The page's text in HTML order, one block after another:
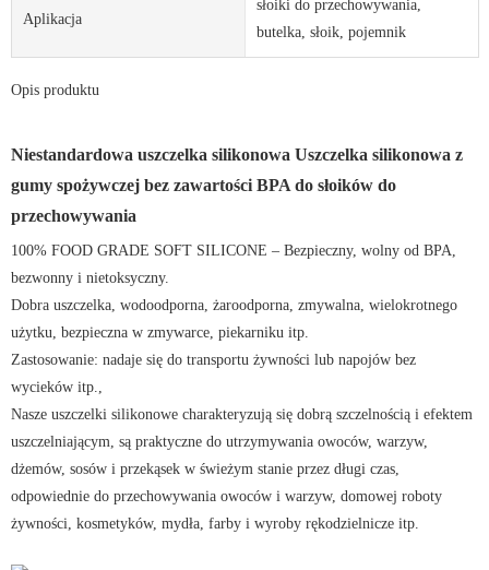
Aplikacja
słoiki do przechowywania,
butelka, słoik, pojemnik
Opis produktu
Niestandardowa uszczelka silikonowa Uszczelka silikonowa z
gumy spożywczej bez zawartości BPA do słoików do
przechowywania
100% FOOD GRADE SOFT SILICONE – Bezpieczny, wolny od BPA,
bezwonny i nietoksyczny.
Dobra uszczelka, wodoodporna, żaroodporna, zmywalna, wielokrotnego
użytku, bezpieczna w zmywarce, piekarniku itp.
Zastosowanie: nadaje się do transportu żywności lub napojów bez
wycieków itp.,
Nasze uszczelki silikonowe charakteryzują się dobrą szczelnością i efektem
uszczelniającym, są praktyczne do utrzymywania owoców, warzyw,
dżemów, sosów i przekąsek w świeżym stanie przez długi czas,
odpowiednie do przechowywania owoców i warzyw, domowej roboty
żywności, kosmetyków, mydła, farby i wyroby rękodzielnicze itp.